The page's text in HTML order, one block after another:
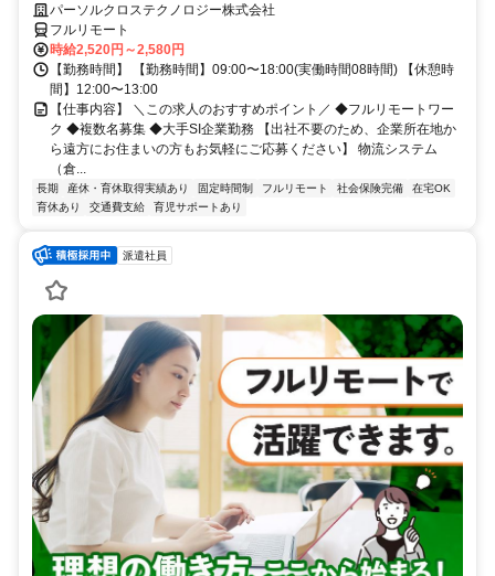
パーソルクロステクノロジー株式会社
フルリモート
時給2,520円～2,580円
【勤務時間】 【勤務時間】09:00〜18:00(実働時間08時間) 【休憩時
間】12:00〜13:00
【仕事内容】 ＼この求人のおすすめポイント／ ◆フルリモートワー
ク ◆複数名募集 ◆大手SI企業勤務 【出社不要のため、企業所在地か
ら遠方にお住まいの方もお気軽にご応募ください】 物流システム
（倉...
長期 産休・育休取得実績あり 固定時間制 フルリモート 社会保険完備
在宅OK
育休あり
交通費支給 育児サポートあり
派遣社員